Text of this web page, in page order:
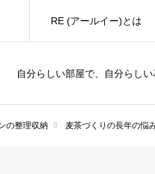
自分らしい部屋で、自分らし
RE (アールイー)とは
の整理収納 麦茶づくりの長年の悩